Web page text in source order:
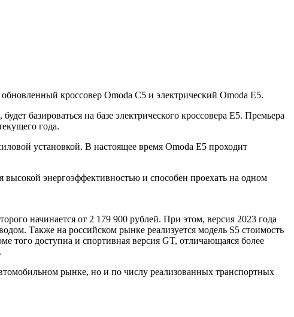
кроссовер Omoda C5 и электрический Omoda E5.
базироваться на базе электрического кроссовера E5. Премьера
года.
установкой. В настоящее время Omoda E5 проходит
энергоэффективностью и способен проехать на одном
начинается от 2 179 900 рублей. При этом, версия 2023 года
Также на российском рынке реализуется модель S5 стоимость
того доступна и спортивная версия GT, отличающаяся более
рынке, но и по числу реализованных транспортных